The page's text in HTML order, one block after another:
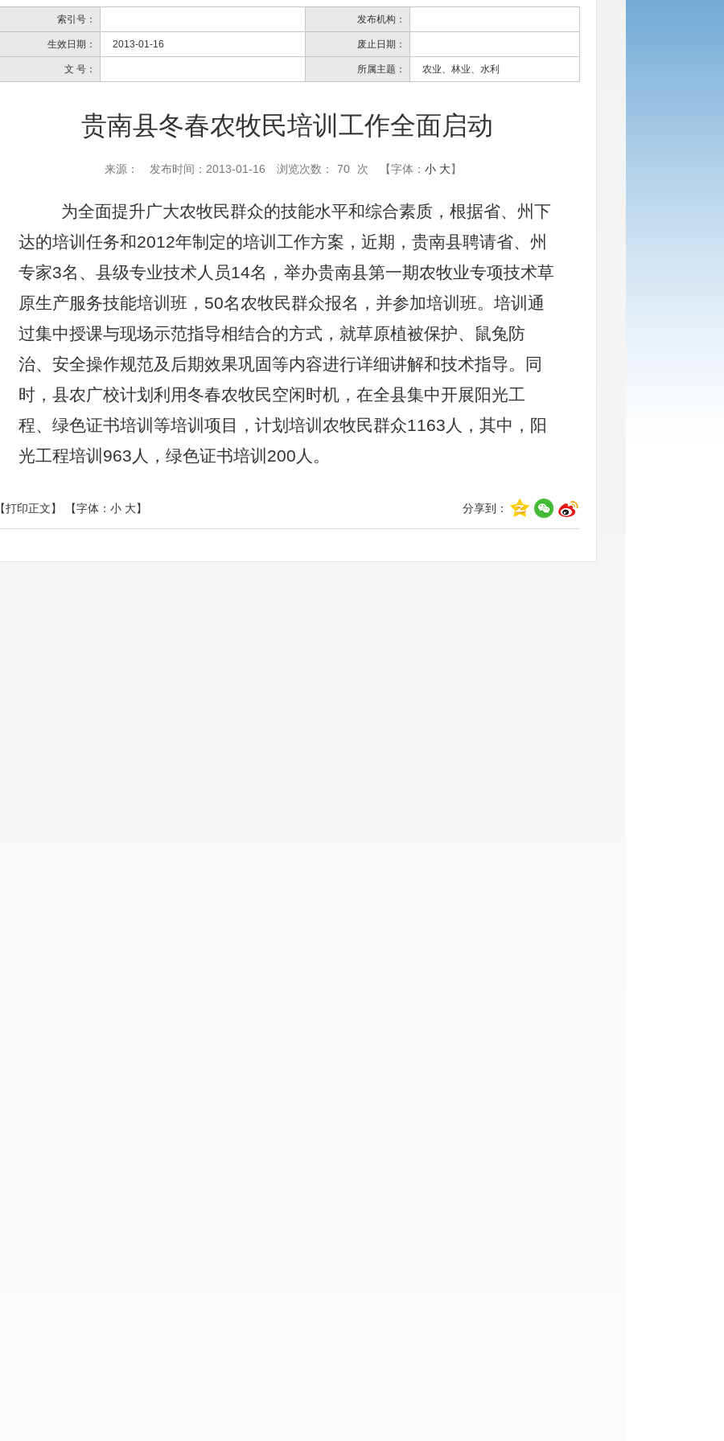
索引号： 发布机构：
生效日期： 2013-01-16 废止日期：
文 号： 所属主题： 农业、林业、水利
贵南县冬春农牧民培训工作全面启动
来源： 发布时间：2013-01-16 浏览次数： 70 次 【字体： 小 大】
为全面提升广大农牧民群众的技能水平和综合素质，根据省、州下
达的培训任务和2012年制定的培训工作方案，近期，贵南县聘请省、州
专家3名、县级专业技术人员14名，举办贵南县第一期农牧业专项技术草
原生产服务技能培训班，50名农牧民群众报名，并参加培训班。培训通
过集中授课与现场示范指导相结合的方式，就草原植被保护、鼠兔防
治、安全操作规范及后期效果巩固等内容进行详细讲解和技术指导。同
时，县农广校计划利用冬春农牧民空闲时机，在全县集中开展阳光工
程、绿色证书培训等培训项目，计划培训农牧民群众1163人，其中，阳
光工程培训963人，绿色证书培训200人。
【打印正文】 分享到：
【字体： 小 大】